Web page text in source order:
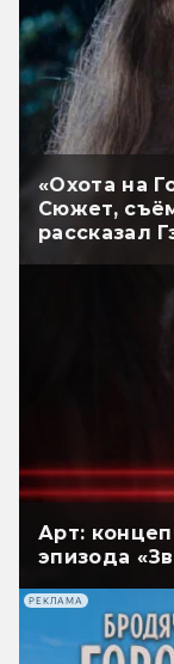
«Охота на
Сюжет,
рассказал
Арт:
эпизода
РЕКЛАМА